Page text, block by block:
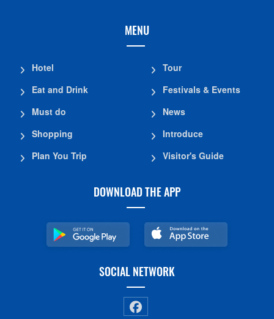
MENU
Hotel
Eat and Drink
Must do
Shopping
Plan You Trip
Tour
Festivals & Events
News
Introduce
Visitor's Guide
DOWNLOAD THE APP
SOCIAL NETWORK